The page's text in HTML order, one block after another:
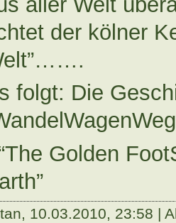
der kölner
folgt: Die
Golden
10.03.2010, 23:58 |